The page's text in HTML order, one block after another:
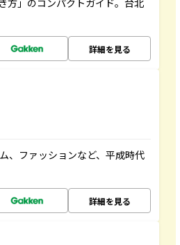
方」のコンパクトガイド。台北
詳細を見る
、ファッションなど、平成時代
詳細を見る